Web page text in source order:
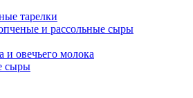
тарелки
и рассольные сыры
и овечьего молока
сыры